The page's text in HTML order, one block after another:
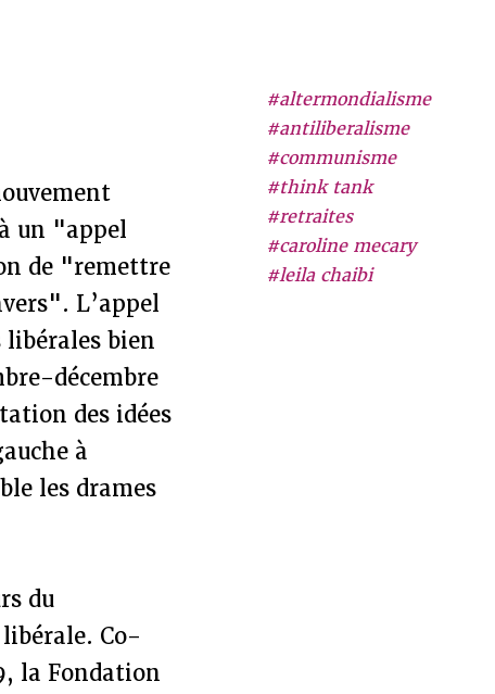
#altermondialisme
#antiliberalisme
#communisme
#think tank
#retraites
#caroline mecary
#leila chaibi
un "appel
de "remettre
L’appel
libérales bien
décembre
des idées
à
les drames
du
Co-
la Fondation